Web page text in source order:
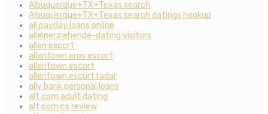
Albuquerque+TX+Texas search
Albuquerque+TX+Texas search datings hookup
all payday loans online
alleinerziehende-dating visitors
allen escort
allentown eros escort
allentown escort
allentown escort radar
ally bank personal loans
alt com adult dating
alt com cs review